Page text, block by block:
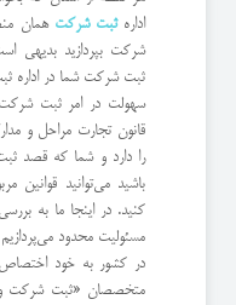
ادارهثبت شرکت همان
شرکت بپردازید بدیهی
ثبت شرکت شما در اداره
سهولت در امر ثبت
قانون تجارت مراحل و
را دارد و شما که قصد
باشید می‌توانید
کنید. در اینجا ما به
مسئولیت محدود
در کشور به خود اختصاص
متخصصان «ثبت شرکت